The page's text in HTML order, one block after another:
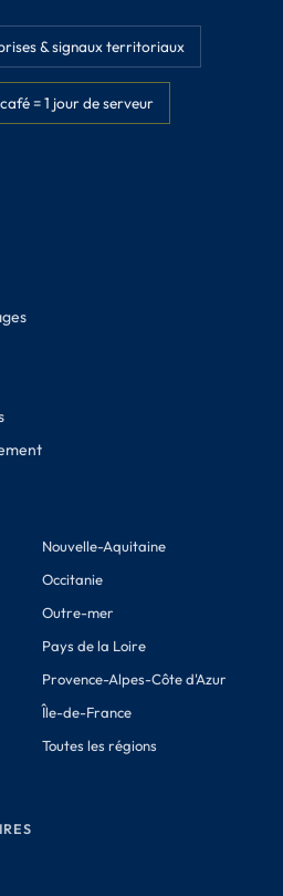
& signaux territoriaux
= 1 jour de serveur
Nouvelle-Aquitaine
Occitanie
Outre-mer
Pays de la Loire
Provence-Alpes-Côte d'Azur
Île-de-France
Toutes les régions